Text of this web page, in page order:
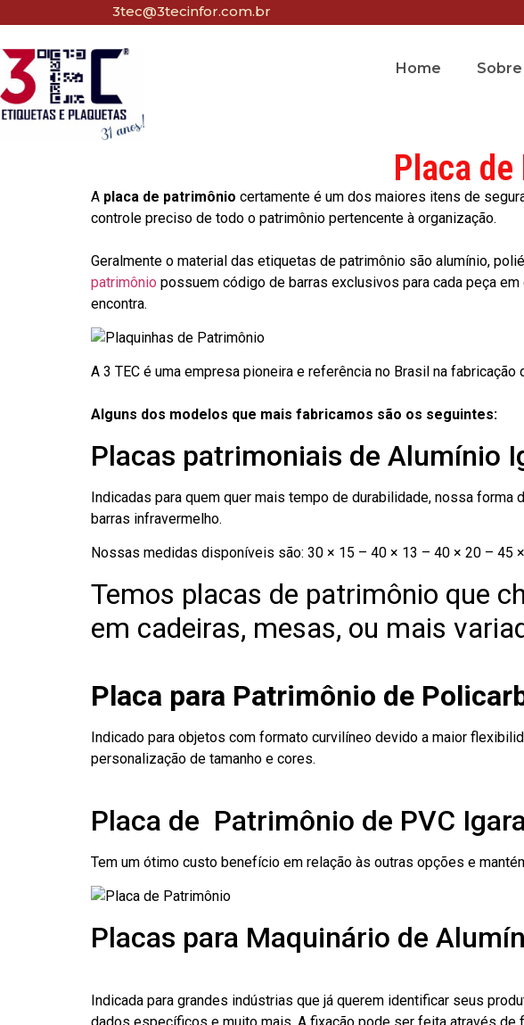
3tec@3tecinfor.com.br
Home
Placa
A placa de patrimônio certamente é um dos maiores itens de
controle preciso de todo o patrimônio pertencente à organização.
Geralmente o material das etiquetas de patrimônio são alumínio,
patrimônio possuem código de barras exclusivos para cada peça
encontra.
A 3 TEC é uma empresa pioneira e referência no Brasil na
Alguns dos modelos que mais fabricamos são os seguintes:
Placas patrimoniais de Alumínio
Indicadas para quem quer mais tempo de durabilidade, nossa
barras infravermelho.
Nossas medidas disponíveis são: 30 × 15 – 40 × 13 – 40 × 20 – 45
Temos placas de patrimônio que
em cadeiras, mesas, ou mais
Placa para Patrimônio de
Indicado para objetos com formato curvilíneo devido a maior
personalização de tamanho e cores.
Placa de Patrimônio de PVC
Tem um ótimo custo benefício em relação às outras opções e
Placas para Maquinário de
Indicada para grandes indústrias que já querem identificar seus